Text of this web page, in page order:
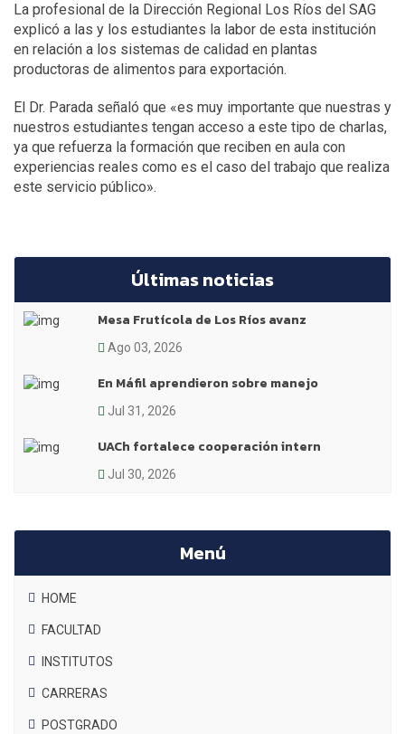
La profesional de la Dirección Regional Los Ríos del SAG
explicó a las y los estudiantes la labor de esta institución
en relación a los sistemas de calidad en plantas
productoras de alimentos para exportación.
El Dr. Parada señaló que «es muy importante que nuestras y
nuestros estudiantes tengan acceso a este tipo de charlas,
ya que refuerza la formación que reciben en aula con
experiencias reales como es el caso del trabajo que realiza
este servicio público».
Últimas noticias
Mesa Frutícola de Los Ríos avanz
Ago 03, 2026
En Máfil aprendieron sobre manejo
Jul 31, 2026
UACh fortalece cooperación intern
Jul 30, 2026
Menú
HOME
FACULTAD
INSTITUTOS
CARRERAS
POSTGRADO